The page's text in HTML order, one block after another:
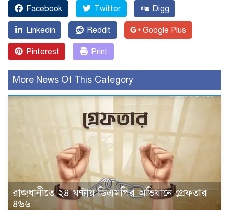
Facebook Twitter Digg
Linkedin Reddit Google Plus
Pinterest Print
More News Of This Category
রাজধানীতে ২৪ ঘণ্টায় ডিএমপির অভিযানে গ্রেফতার
৪৬৬